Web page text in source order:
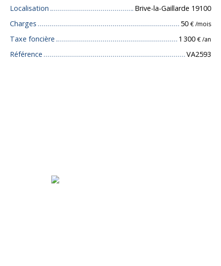
Localisation
Brive-la-Gaillarde 19100
Charges
50 € /mois
Taxe foncière 1 300 € /an
Référence VA2593